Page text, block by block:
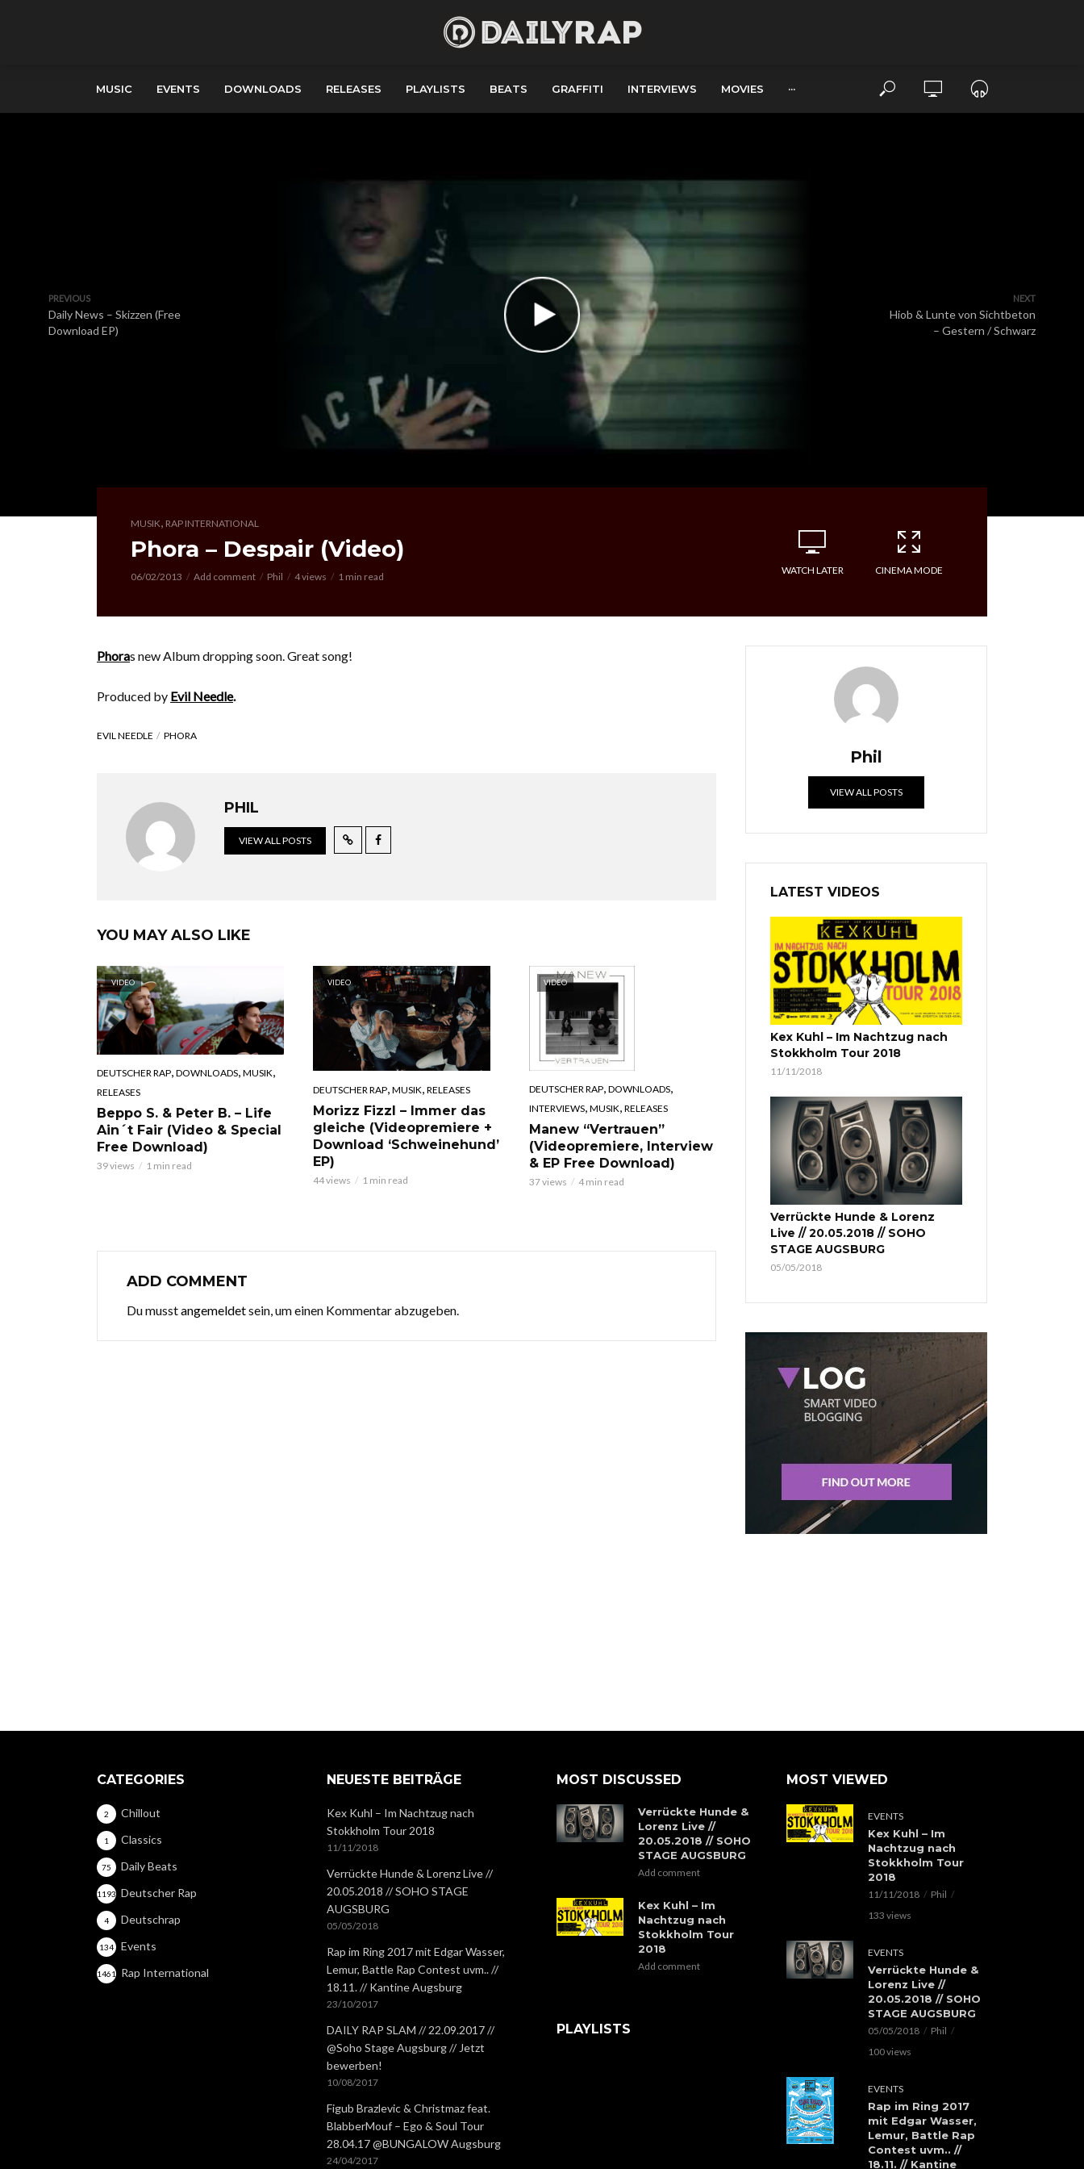
MUSIC EVENTS DOWNLOADS RELEASES PLAYLISTS BEATS GRAFFITI INTERVIEWS MOVIES ···
PREVIOUS
Daily News – Skizzen (Free
Download EP)
NEXT
Hiob & Lunte von Sichtbeton
– Gestern / Schwarz
MUSIK, RAP INTERNATIONAL
Phora – Despair (Video)
06/02/2013 Add comment Phil 4 views 1 min read
WATCH LATER CINEMA MODE
Phoras new Album dropping soon. Great song!
Produced by Evil Needle.
EVIL NEEDLE PHORA
PHIL
VIEW ALL POSTS
YOU MAY ALSO LIKE
VIDEO
DEUTSCHER RAP DOWNLOADS MUSIK
RELEASES
Beppo S. & Peter B. – Life
Ain´t Fair (Video & Special
Free Download)
39 views 1 min read
VIDEO
DEUTSCHER RAP, MUSIK RELEASES
Morizz Fizzl – Immer das
gleiche (Videopremiere +
Download ‘Schweinehund’
EP)
44 views 1 min read
VIDEO
DEUTSCHER RAP, DOWNLOADS,
INTERVIEWS, MUSIK, RELEASES
Manew “Vertrauen”
(Videopremiere, Interview
& EP Free Download)
37 views 4 min read
ADD COMMENT
Du musstangemeldetsein, um einen Kommentar abzugeben.
Phil
VIEW ALL POSTS
LATEST VIDEOS
Kex Kuhl – Im Nachtzug nach
Stokkholm Tour 2018
11/11/2018
Verrückte Hunde & Lorenz
Live // 20.05.2018 // SOHO
STAGE AUGSBURG
05/05/2018
CATEGORIES
Chillout
2
Classics
1
Daily Beats
75
Deutscher Rap
1193
Deutschrap
4
Events
134
Rap International
1461
NEUESTE BEITRÄGE
Kex Kuhl – Im Nachtzug nach
Stokkholm Tour 2018
11/11/2018
Verrückte Hunde & Lorenz Live //
20.05.2018 // SOHO STAGE
AUGSBURG
05/05/2018
Rap im Ring 2017 mit Edgar Wasser,
Lemur, Battle Rap Contest uvm.. //
18.11. // Kantine Augsburg
23/10/2017
DAILY RAP SLAM // 22.09.2017 //
@Soho Stage Augsburg // Jetzt
bewerben!
10/08/2017
Figub Brazlevic & Christmaz feat.
BlabberMouf – Ego & Soul Tour
28.04.17 @BUNGALOW Augsburg
24/04/2017
MOST DISCUSSED
Verrückte Hunde &
Lorenz Live //
20.05.2018 // SOHO
STAGE AUGSBURG
Add comment
Kex Kuhl – Im
Nachtzug nach
Stokkholm Tour
2018
Add comment
PLAYLISTS
MOST VIEWED
EVENTS
Kex Kuhl – Im
Nachtzug nach
Stokkholm Tour
2018
11/11/2018
Phil
133 views
EVENTS
Verrückte Hunde &
Lorenz Live //
20.05.2018 // SOHO
STAGE AUGSBURG
05/05/2018
Phil
100 views
EVENTS
Rap im Ring 2017
mit Edgar Wasser,
Lemur, Battle Rap
Contest uvm.. //
18.11. // Kantine